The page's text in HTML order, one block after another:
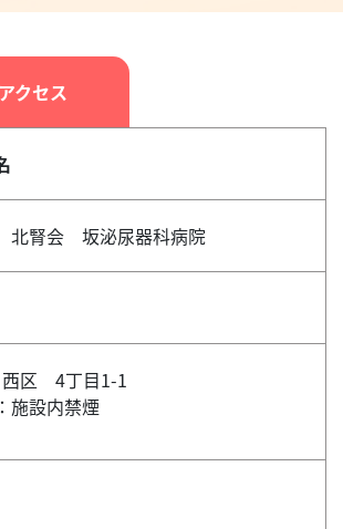
クセス
北腎会 坂泌尿器科病院
西区 4丁目1-1
施設内禁煙